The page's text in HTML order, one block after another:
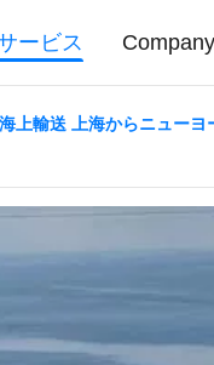
ービス Company
上輸送 上海からニュー